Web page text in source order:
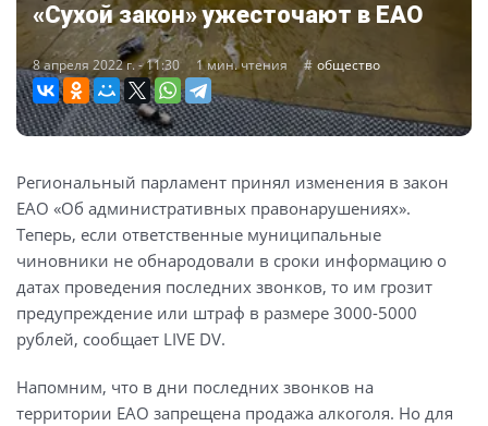
«Сухой закон» ужесточают в ЕАО
8 апреля 2022 г. - 11:30 1 мин. чтения общество
Региональный парламент принял изменения в закон
ЕАО «Об административных правонарушениях».
Теперь, если ответственные муниципальные
чиновники не обнародовали в сроки информацию о
датах проведения последних звонков, то им грозит
предупреждение или штраф в размере 3000-5000
рублей, сообщает LIVE DV.
Напомним, что в дни последних звонков на
территории ЕАО запрещена продажа алкоголя. Но для